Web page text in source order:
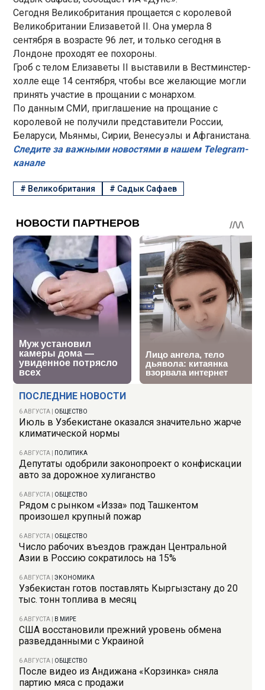
ПОСЛЕДНИЕ НОВОСТИ
6 АВГУСТА ОБЩЕСТВО
Июль в Узбекистане оказался значительно жарче
климатической нормы
6 АВГУСТА ПОЛИТИКА
Депутаты одобрили законопроект о конфискации
авто за дорожное хулиганство
6 АВГУСТА ОБЩЕСТВО
Рядом с рынком «Изза» под Ташкентом
произошел крупный пожар
6 АВГУСТА ОБЩЕСТВО
Число рабочих въездов граждан Центральной
Азии в Россию сократилось на 15%
6 АВГУСТА |ЭКОНОМИКА
Узбекистан готов поставлять Кыргызстану до 20
тыс. тонн топлива в месяц
6 АВГУСТА В МИРЕ
США восстановили прежний уровень обмена
разведданными с Украиной
6 АВГУСТА ОБЩЕСТВО
После видео из Андижана «Корзинка» сняла
партию мяса с продажи
Сегодня Великобритания прощается с королевой
Великобритании Елизаветой II. Она умерла 8
сентября в возрасте 96 лет, и только сегодня в
Лондоне проходят ее похороны.
Гроб с телом Елизаветы II выставили в Вестминстер-
холле еще 14 сентября, чтобы все желающие могли
принять участие в прощании с монархом.
По данным СМИ, приглашение на прощание с
королевой не получили представители России,
Беларуси, Мьянмы, Сирии, Венесуэлы и Афганистана.
Следите за важными новостями в нашем Telegram-
канале
# Великобритания # Садык Сафаев